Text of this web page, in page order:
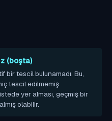
(boşta)
bir tescil bulunamadı. Bu,
tescil edilmemiş
yer alması, geçmiş bir
olabilir.